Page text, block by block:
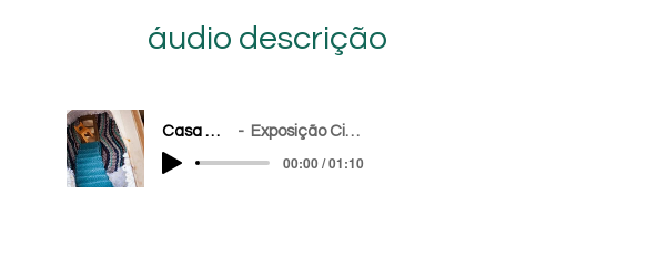
áudio descrição
Casa medo Exposição Cidadela
00:00 / 01:10